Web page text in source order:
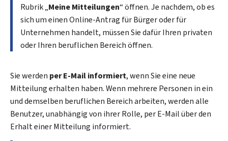
Rubrik „Meine Mitteilungen“ öffnen. Je nachdem, ob es
sich um einen Online-Antrag für Bürger oder für
Unternehmen handelt, müssen Sie dafür Ihren privaten
oder Ihren beruflichen Bereich öffnen.
Sie werden per E-Mail informiert, wenn Sie eine neue
Mitteilung erhalten haben. Wenn mehrere Personen in ein
und demselben beruflichen Bereich arbeiten, werden alle
Benutzer, unabhängig von ihrer Rolle, per E-Mail über den
Erhalt einer Mitteilung informiert.